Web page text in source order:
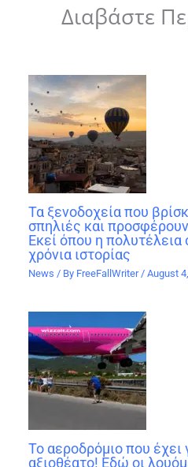
Διαβάστε
Τα ξενοδοχεία που
σπηλιές και
Εκεί όπου η πολυτέλεια
χρόνια ιστορίας
News / By FreeFallWriter /August
Το αεροδρόμιο που έχει
αξιοθέατο! Εδώ οι